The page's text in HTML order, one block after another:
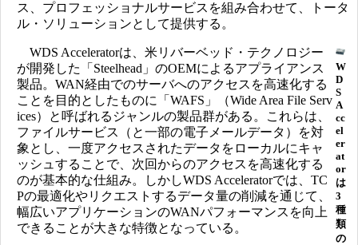
ス、プロフェッショナルサービスを組み合わせて、トータ
ル・ソリューションとして提供する。
W
D
S
A
cc
el
er
at
or
は
3
種
類
の
WDS Acceleratorは、米リバーベッド・テクノロジー
が開発した「Steelhead」のOEMによるアプライアンス
製品。WAN経由でのサーバへのアクセスを高速化する
ことを目的としたものに「WAFS」（Wide Area File Serv
ices）と呼ばれるジャンルの製品群がある。これらは、
ファイルサービス（と一部の電子メールデータ）を対
象とし、一度アクセスされたデータをローカルにキャ
ッシュすることで、次回からのアクセスを高速化する
のが基本的な仕組み。しかしWDS Acceleratorでは、TC
Pの最適化やリクエストするデータ量の削減を通じて、
幅広いアプリケーションのWANパフォーマンスを向上
できることが大きな特徴となっている。